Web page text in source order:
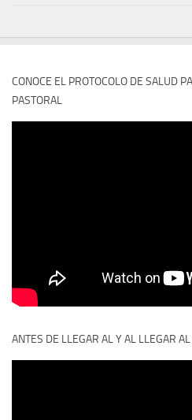
CONOCE EL PROTOCOLO DE SALUD
PASTORAL
ANTES DE LLEGAR AL Y AL LLEGAR